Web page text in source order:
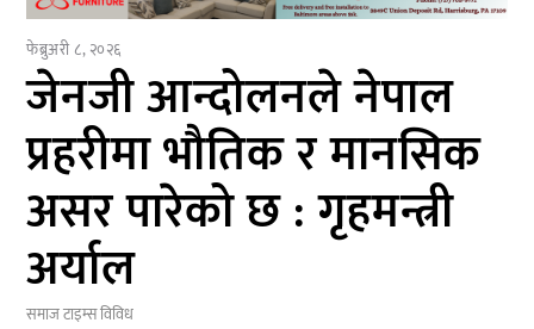
फेब्रुअरी ८, २०२६
जेनजी आन्दोलनले नेपाल
प्रहरीमा भौतिक र मानसिक
असर पारेको छ : गृहमन्त्री
अर्याल
समाज टाइम्सविविध